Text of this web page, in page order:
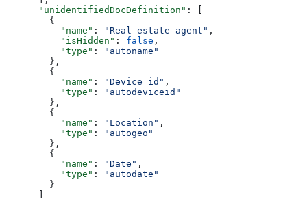
      "unidentifiedDocDefinition"
: [
        {
          "name"
: "Real estate agent" ,
          "isHidden"
: false ,
          "type"
:
"autoname"
        },
        {
          "name"
: "Device id" ,
          "type"
:
"autodeviceid"
        },
        {
          "name"
: "Location" ,
          "type"
:
"autogeo"
        },
        {
          "name"
: "Date" ,
          "type"
:
"autodate"
        }